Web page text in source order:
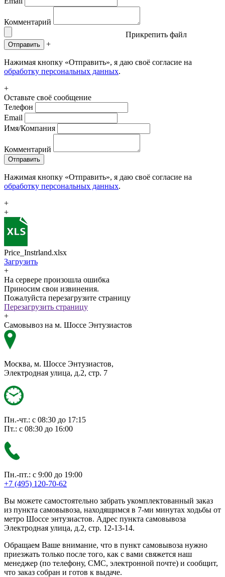
Комментарий
Прикрепить файл
Отправить +
Нажимая кнопку «Отправить», я даю своё согласие на
обработку персональных данных.
+
Оставьте своё сообщение
Телефон
Email
Имя/Компания
Комментарий
Отправить
Нажимая кнопку «Отправить», я даю своё согласие на
обработку персональных данных.
+
+
Price_Instrland.xlsx
Загрузить
+
На сервере произошла ошибка
Приносим свои извинения.
Пожалуйста перезагрузите страницу
Перезагрузить страницу
+
Самовывоз на м. Шоссе Энтузиастов
Москва, м. Шоссе Энтузиастов,
Электродная улица, д.2, стр. 7
Пн.-чт.: с 08:30 до 17:15
Пт.: с 08:30 до 16:00
Пн.-пт.: с 9:00 до 19:00
+7 (495) 120-70-62
Вы можете самостоятельно забрать укомплектованный заказ
из пункта самовывоза, находящимся в 7-ми минутах ходьбы от
метро Шоссе энтузиастов. Адрес пункта самовывоза
Электродная улица, д.2, стр. 12-13-14.
Обращаем Ваше внимание, что в пункт самовывоза нужно
приезжать только после того, как с вами свяжется наш
менеджер (по телефону, СМС, электронной почте) и сообщит,
что заказ собран и готов к выдаче.